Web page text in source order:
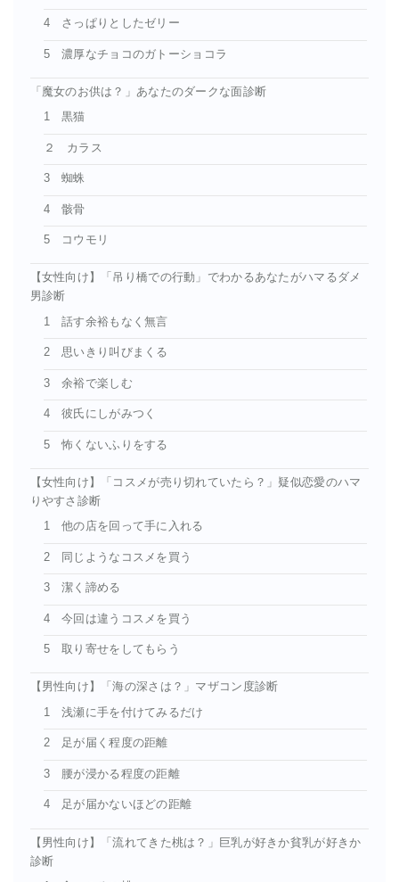
4 さっぱりとしたゼリー
5 濃厚なチョコのガトーショコラ
「魔女のお供は？」あなたのダークな面診断
1 黒猫
２ カラス
3 蜘蛛
4 骸骨
5 コウモリ
【女性向け】「吊り橋での行動」でわかるあなたがハマるダメ
男診断
1 話す余裕もなく無言
2 思いきり叫びまくる
3 余裕で楽しむ
4 彼氏にしがみつく
5 怖くないふりをする
【女性向け】「コスメが売り切れていたら？」疑似恋愛のハマ
りやすさ診断
1 他の店を回って手に入れる
2 同じようなコスメを買う
3 潔く諦める
4 今回は違うコスメを買う
5 取り寄せをしてもらう
【男性向け】「海の深さは？」マザコン度診断
1 浅瀬に手を付けてみるだけ
2 足が届く程度の距離
3 腰が浸かる程度の距離
4 足が届かないほどの距離
【男性向け】「流れてきた桃は？」巨乳が好きか貧乳が好きか
診断